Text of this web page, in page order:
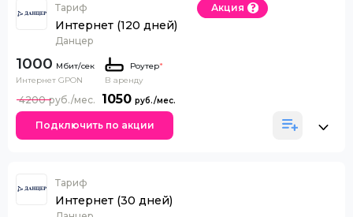
Тариф
Интернет (120 дней)
Данцер
Акция
1000
Интернет GPON
Роутер*
В аренду
1050
4200
Подключить по акции
Тариф
Интернет (30 дней)